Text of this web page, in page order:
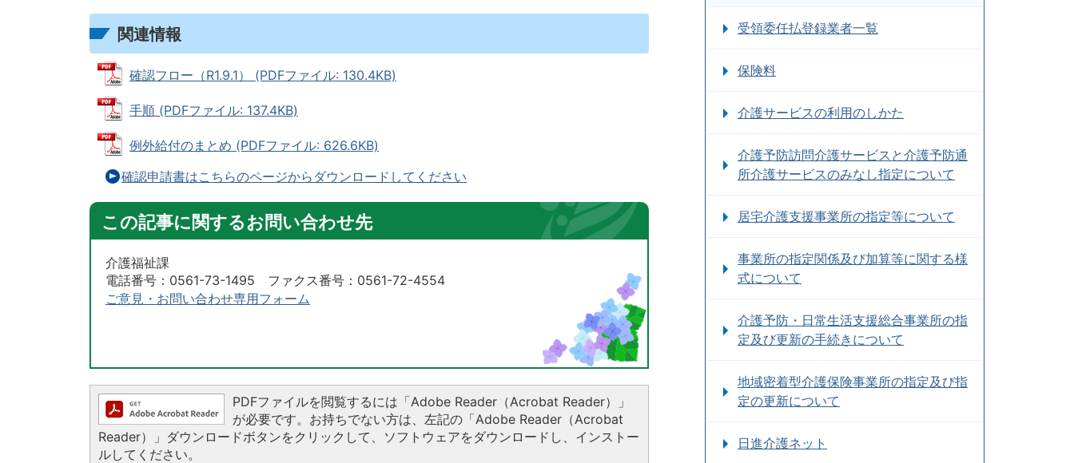
関連情報
確認フロー（R1.9.1） (PDFファイル: 130.4KB)
手順 (PDFファイル: 137.4KB)
例外給付のまとめ (PDFファイル: 626.6KB)
確認申請書はこちらのページからダウンロードしてください
この記事に関するお問い合わせ先
介護福祉課
電話番号：0561-73-1495 ファクス番号：0561-72-4554
ご意見・お問い合わせ専用フォーム
PDFファイルを閲覧するには「Adobe Reader（Acrobat Reader）」
が必要です。お持ちでない方は、左記の「Adobe Reader（Acrobat
Reader）」ダウンロードボタンをクリックして、ソフトウェアをダウンロードし、インストー
ルしてください。
受領委任払登録業者一覧
保険料
介護サービスの利用のしかた
介護予防訪問介護サービスと介護予防通
所介護サービスのみなし指定について
居宅介護支援事業所の指定等について
事業所の指定関係及び加算等に関する様
式について
介護予防・日常生活支援総合事業所の指
定及び更新の手続きについて
地域密着型介護保険事業所の指定及び指
定の更新について
日進介護ネット